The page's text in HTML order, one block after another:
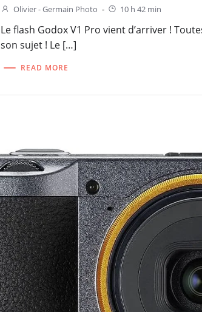
Olivier - Germain Photo - 10 h 42 min
Le flash Godox V1 Pro vient d’arriver !
son sujet ! Le […]
READ MORE